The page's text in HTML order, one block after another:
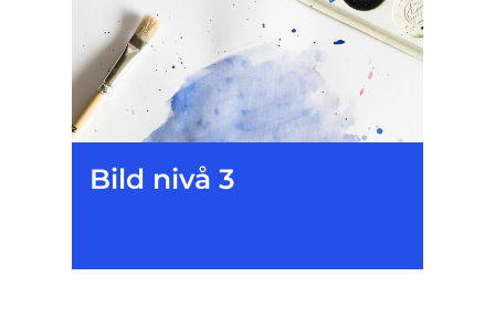
Bild nivå 3